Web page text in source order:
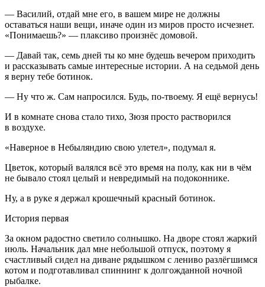
— Василий, отдай мне его, в вашем мире не должны
оставаться наши вещи, иначе один из миров просто исчезнет.
«Понимаешь?» — плаксиво произнёс домовой.
— Давай так, семь дней ты ко мне будешь вечером приходить
и рассказывать самые интересные истории. А на седьмой день
я верну тебе ботинок.
— Ну что ж. Сам напросился. Будь, по-твоему. Я ещё вернусь!
И в комнате снова стало тихо, Зюзя просто растворился
в воздухе.
«Наверное в Небыляндию свою улетел», подумал я.
Цветок, который валялся всё это время на полу, как ни в чём
не бывало стоял целый и невредимый на подоконнике.
Ну, а в руке я держал крошечный красный ботинок.
История первая
За окном радостно светило солнышко. На дворе стоял жаркий
июль. Начальник дал мне небольшой отпуск, поэтому я
счастливый сидел на диване рядышком с лениво разлёгшимся
котом и подготавливал спиннинг к долгожданной ночной
рыбалке.